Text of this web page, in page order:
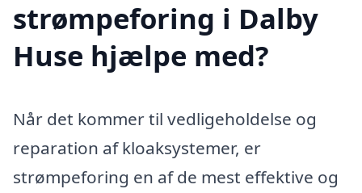
strømpeforing i Dalby
Huse hjælpe med?
Når det kommer til vedligeholdelse og
reparation af kloaksystemer, er
strømpeforing en af de mest effektive og